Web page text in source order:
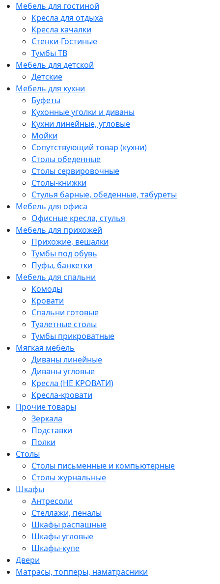
Мебель для гостиной
Кресла для отдыха
Кресла качалки
Стенки-Гостиные
Тумбы ТВ
Мебель для детской
Детские
Мебель для кухни
Буфеты
Кухонные уголки и диваны
Кухни линейные, угловые
Мойки
Сопутствующий товар (кухни)
Столы обеденные
Столы сервировочные
Столы-книжки
Стулья барные, обеденные, табуреты
Мебель для офиса
Офисные кресла, стулья
Мебель для прихожей
Прихожие, вешалки
Тумбы под обувь
Пуфы, банкетки
Мебель для спальни
Комоды
Кровати
Спальни готовые
Туалетные столы
Тумбы прикроватные
Мягкая мебель
Диваны линейные
Диваны угловые
Кресла (НЕ КРОВАТИ)
Кресла-кровати
Прочие товары
Зеркала
Подставки
Полки
Столы
Столы письменные и компьютерные
Столы журнальные
Шкафы
Антресоли
Стеллажи, пеналы
Шкафы распашные
Шкафы угловые
Шкафы-купе
Двери
Матрасы, топперы, наматрасники